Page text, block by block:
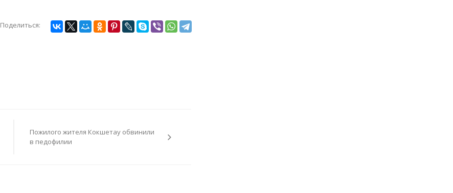
Поделиться:
Пожилого жителя Кокшетау обвинили
в педофилии